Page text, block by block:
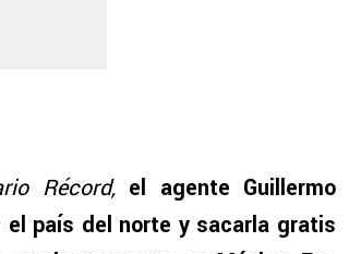
Récord, el agente Guillermo
el país del norte y sacarla gratis